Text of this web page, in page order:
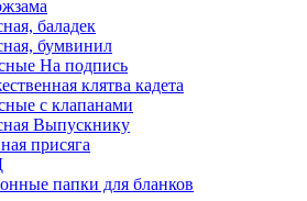
баладек
бумвинил
На подпись
клятва кадета
с клапанами
Выпускнику
присяга
папки для бланков